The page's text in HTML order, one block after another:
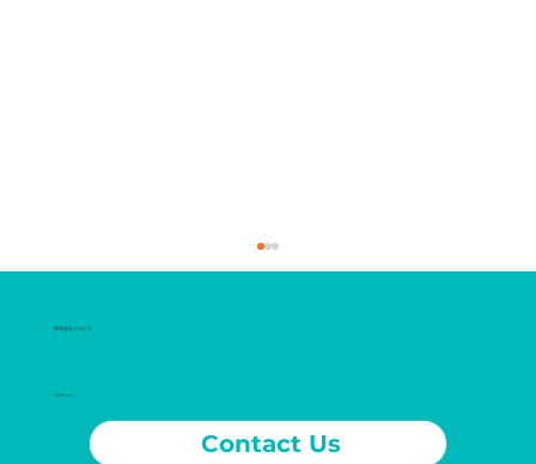
​株式会社ソルビス
お問合せはこちら
Contact Us